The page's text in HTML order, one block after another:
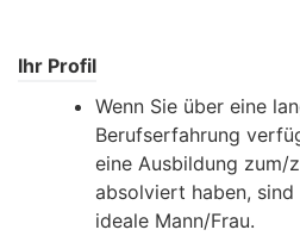
Ihr Profil
Wenn Sie über eine
Berufserfahrung
eine Ausbildung zum/
absolviert haben,
ideale Mann/Frau.